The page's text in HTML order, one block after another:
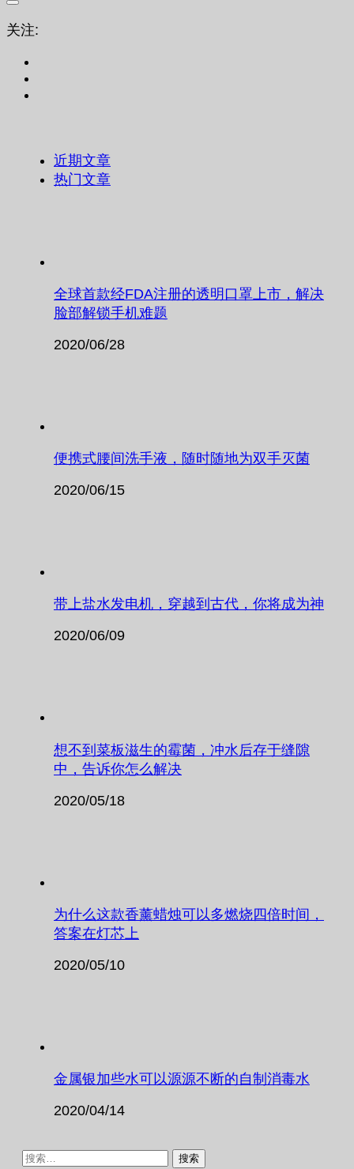
关注:
近期文章
热门文章
全球首款经FDA注册的透明口罩上市，解决
脸部解锁手机难题
2020/06/28
便携式腰间洗手液，随时随地为双手灭菌
2020/06/15
带上盐水发电机，穿越到古代，你将成为神
2020/06/09
想不到菜板滋生的霉菌，冲水后存于缝隙
中，告诉你怎么解决
2020/05/18
为什么这款香薰蜡烛可以多燃烧四倍时间，
答案在灯芯上
2020/05/10
金属银加些水可以源源不断的自制消毒水
2020/04/14
搜